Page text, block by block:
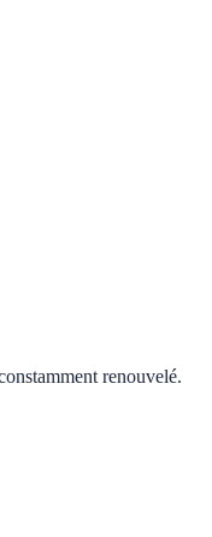
renouvelé.